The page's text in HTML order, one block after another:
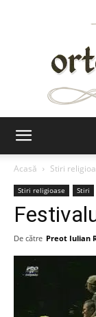
Acasă
Stiri
Stiri religioase Stiri
De către Preot Iulian